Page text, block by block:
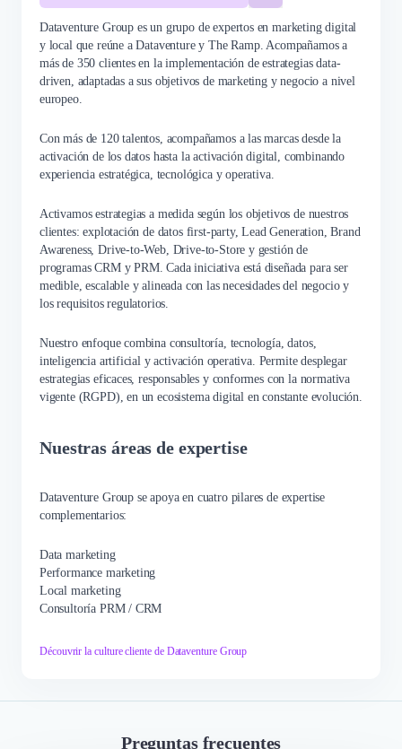
Dataventure Group es un grupo de expertos en marketing digital
y local que reúne a Dataventure y The Ramp. Acompañamos a
más de 350 clientes en la implementación de estrategias data-
driven, adaptadas a sus objetivos de marketing y negocio a nivel
europeo.
Con más de 120 talentos, acompañamos a las marcas desde la
activación de los datos hasta la activación digital, combinando
experiencia estratégica, tecnológica y operativa.
Activamos estrategias a medida según los objetivos de nuestros
clientes: explotación de datos first-party, Lead Generation, Brand
Awareness, Drive-to-Web, Drive-to-Store y gestión de
programas CRM y PRM. Cada iniciativa está diseñada para ser
medible, escalable y alineada con las necesidades del negocio y
los requisitos regulatorios.
Nuestro enfoque combina consultoría, tecnología, datos,
inteligencia artificial y activación operativa. Permite desplegar
estrategias eficaces, responsables y conformes con la normativa
vigente (RGPD), en un ecosistema digital en constante evolución.
Nuestras áreas de expertise
Dataventure Group se apoya en cuatro pilares de expertise
complementarios:
Data marketing
Performance marketing
Local marketing
Consultoría PRM / CRM
Découvrir la culture cliente de Dataventure Group
Preguntas frecuentes